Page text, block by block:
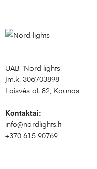
UAB “Nord lights”
Įm.k. 306703898
Laisvės al. 82, Kaunas
Kontaktai:
info@nordlights.lt
+370 615 90769